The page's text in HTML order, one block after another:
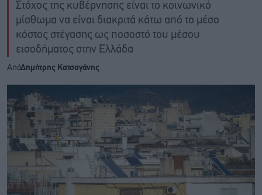
Στόχος της κυβέρνησης είναι το κοινωνικό
μίσθωμα να είναι διακριτά κάτω από το μέσο
κόστος στέγασης ως ποσοστό του μέσου
εισοδήματος στην Ελλάδα
ΑπόΔημήτρης Κατσαγάνης